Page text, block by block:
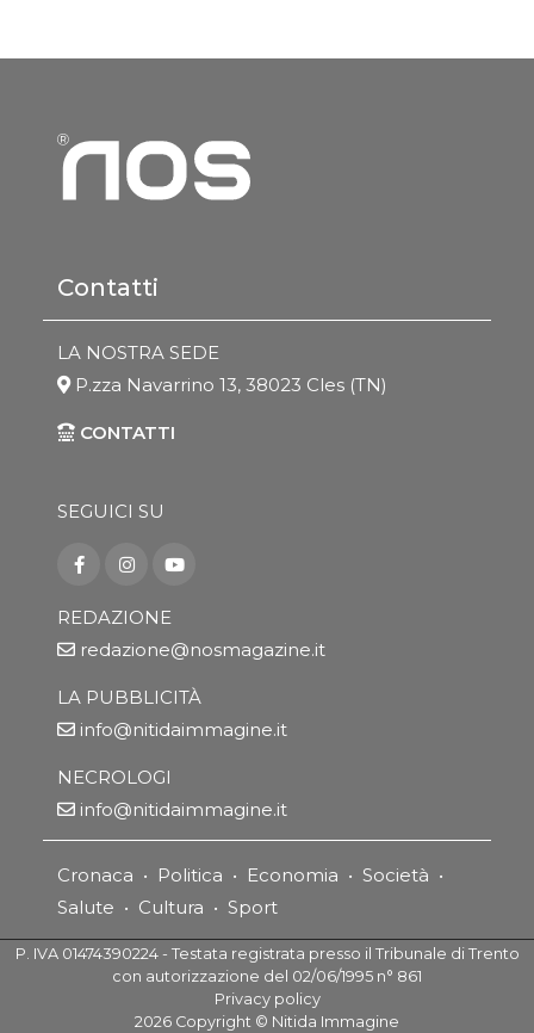
Contatti
LA NOSTRA SEDE
P.zza Navarrino 13, 38023 Cles (TN)
CONTATTI
SEGUICI SU
REDAZIONE
redazione@nosmagazine.it
LA PUBBLICITÀ
info@nitidaimmagine.it
NECROLOGI
info@nitidaimmagine.it
Cronaca • Politica • Economia • Società •
Salute • Cultura • Sport
P. IVA 01474390224 - Testata registrata presso il Tribunale di Trento
con autorizzazione del 02/06/1995 n° 861
Privacy policy
2026 Copyright © Nitida Immagine